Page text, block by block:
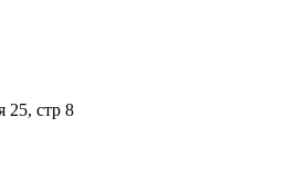
25, стр 8